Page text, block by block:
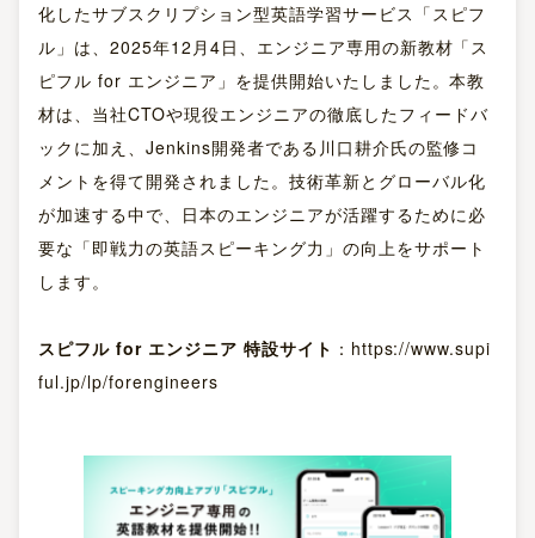
化したサブスクリプション型英語学習サービス「スピフ
ル」は、2025年12月4日、エンジニア専用の新教材「ス
ピフル for エンジニア」を提供開始いたしました。本教
材は、当社CTOや現役エンジニアの徹底したフィードバ
ックに加え、Jenkins開発者である川口耕介氏の監修コ
メントを得て開発されました。技術革新とグローバル化
が加速する中で、日本のエンジニアが活躍するために必
要な「即戦力の英語スピーキング力」の向上をサポート
します。
スピフル for エンジニア 特設サイト ： https://www.supi
ful.jp/lp/forengineers